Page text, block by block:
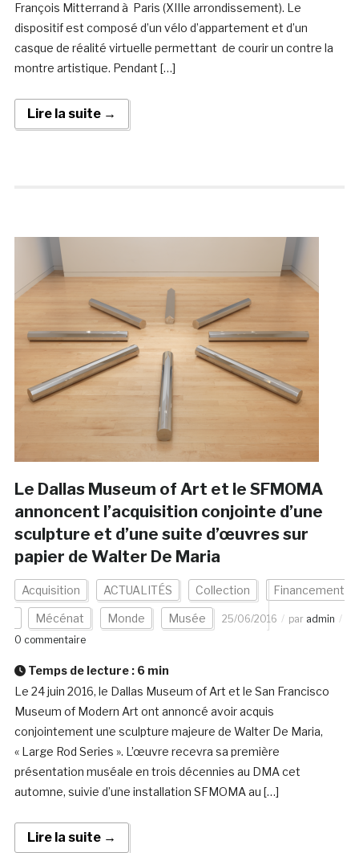
François Mitterrand à Paris (XIIIe arrondissement). Le
dispositif est composé d’un vélo d’appartement et d’un
casque de réalité virtuelle permettant de courir un contre la
montre artistique. Pendant […]
Lire la suite →
Le Dallas Museum of Art et le SFMOMA
annoncent l’acquisition conjointe d’une
sculpture et d’une suite d’œuvres sur
papier de Walter De Maria
Acquisition ACTUALITÉS Collection Financement
Mécénat Monde Musée 25/06/2016 par admin
0 commentaire
Temps de lecture : 6 min
Le 24 juin 2016, le Dallas Museum of Art et le San Francisco
Museum of Modern Art ont annoncé avoir acquis
conjointement une sculpture majeure de Walter De Maria,
« Large Rod Series ». L’œuvre recevra sa première
présentation muséale en trois décennies au DMA cet
automne, suivie d’une installation SFMOMA au […]
Lire la suite →